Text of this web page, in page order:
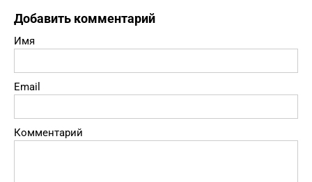
Добавить комментарий
Имя
Email
Комментарий